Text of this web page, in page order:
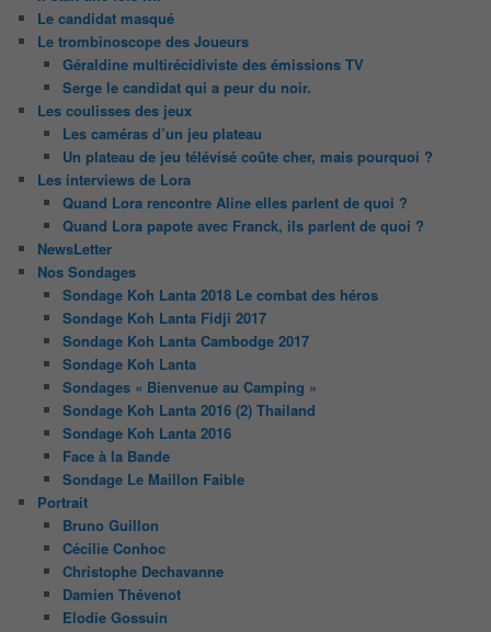
Le candidat masqué
Le trombinoscope des Joueurs
Géraldine multirécidiviste des émissions TV
Serge le candidat qui a peur du noir.
Les coulisses des jeux
Les caméras d’un jeu plateau
Un plateau de jeu télévisé coûte cher, mais pourquoi ?
Les interviews de Lora
Quand Lora rencontre Aline elles parlent de quoi ?
Quand Lora papote avec Franck, ils parlent de quoi ?
NewsLetter
Nos Sondages
Sondage Koh Lanta 2018 Le combat des héros
Sondage Koh Lanta Fidji 2017
Sondage Koh Lanta Cambodge 2017
Sondage Koh Lanta
Sondages « Bienvenue au Camping »
Sondage Koh Lanta 2016 (2) Thailand
Sondage Koh Lanta 2016
Face à la Bande
Sondage Le Maillon Faible
Portrait
Bruno Guillon
Cécilie Conhoc
Christophe Dechavanne
Damien Thévenot
Elodie Gossuin